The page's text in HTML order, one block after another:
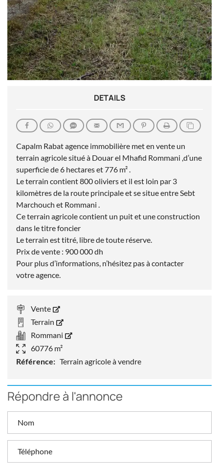
DETAILS
Capalm Rabat agence immobilière met en vente un
terrain agricole situé à Douar el Mhafid Rommani ,d’une
superficie de 6 hectares et 776 m² .
Le terrain contient 800 oliviers et il est loin par 3
kilomètres de la route principale et se situe entre Sebt
Marchouch et Rommani .
Ce terrain agricole contient un puit et une construction
dans le titre foncier
Le terrain est titré, libre de toute réserve.
Prix de vente : 900 000 dh
Pour plus d’informations, n’hésitez pas à contacter
votre agence.
Vente
Terrain
Rommani
60776 m²
Référence: Terrain agricole à vendre
Répondre à l'annonce